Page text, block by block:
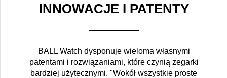
INNOWACJE I PATENTY
BALL Watch dysponuje wieloma własnymi
patentami i rozwiązaniami, które czynią zegarki
bardziej użytecznymi. "Wokół wszystkie proste